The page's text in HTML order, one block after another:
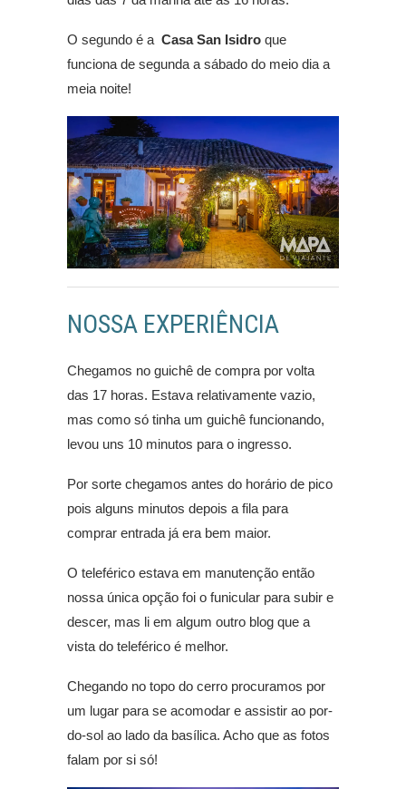
O segundo é a Casa San Isidro que
funciona de segunda a sábado do meio dia a
meia noite!
NOSSA EXPERIÊNCIA
Chegamos no guichê de compra por volta
das 17 horas. Estava relativamente vazio,
mas como só tinha um guichê funcionando,
levou uns 10 minutos para o ingresso.
Por sorte chegamos antes do horário de pico
pois alguns minutos depois a fila para
comprar entrada já era bem maior.
O teleférico estava em manutenção então
nossa única opção foi o funicular para subir e
descer, mas li em algum outro blog que a
vista do teleférico é melhor.
Chegando no topo do cerro procuramos por
um lugar para se acomodar e assistir ao por-
do-sol ao lado da basílica. Acho que as fotos
falam por si só!